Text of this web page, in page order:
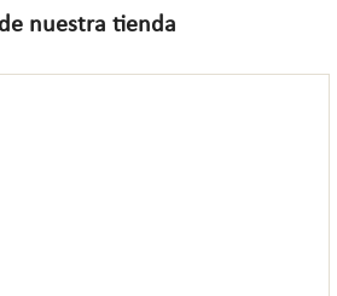
nuestra tienda